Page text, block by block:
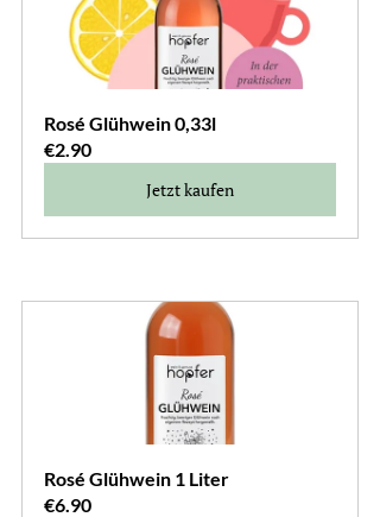
Rosé Glühwein 0,33l
€2.90
Jetzt kaufen
Rosé Glühwein 1 Liter
€6.90